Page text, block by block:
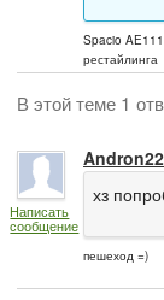
Spacio
рестайлинга
В этой теме 1
Написать
сообщение
Andron22
хз
пешеход =)